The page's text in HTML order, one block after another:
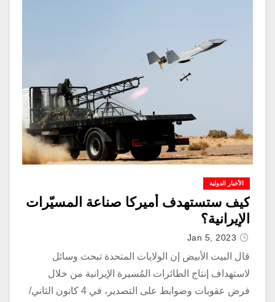
الأخبار الدولية
كيف ستستهدف أميركا صناعة المسيّرات
الإيرانية؟
Jan 5, 2023
قال البيت الأبيض إن الولايات المتحدة تبحث وسائل
لاستهداف إنتاج الطائرات المُسيرة الإيرانية من خلال
فرض عقوبات وضوابط على التصدير، في 4 كانون الثاني/